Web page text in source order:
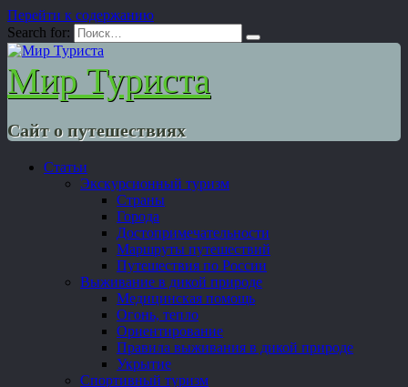
Перейти к содержанию
Search for:
Мир Туриста
Сайт о путешествиях
Статьи
Экскурсионный туризм
Страны
Города
Достопримечательности
Маршруты путешествий
Путешествия по России
Выживание в дикой природе
Медицинская помощь
Огонь, тепло
Ориентирование
Правила выживания в дикой природе
Укрытие
Спортивный туризм